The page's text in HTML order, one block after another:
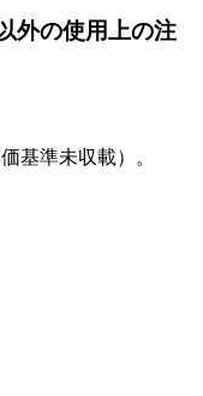
外の使用上の注
基準未収載）。